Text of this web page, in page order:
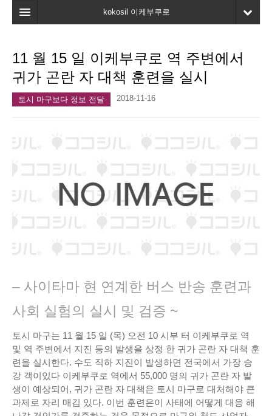
kokosil 이케부쿠로
지도
최신정보
마이페이지
11 월 15 일 이케부쿠로 역 주변에서
귀가 곤란 자 대책 훈련을 실시
토시 마구보다 정보 전달 2018-11-16
– 사이타마 현 연계한 버스 반송 훈련과
사회 실험의 실시 및 검증 ~
토시 마구는 11 월 15 일 (목) 오전 10 시부 터 이케부쿠로 역
및 역 주변에서 지진 등의 발생을 상정 한 귀가 곤란 자 대책 훈
련을 실시한다. 수도 직하 지진이 발생하면 전국에서 가장 승
강 객이있다 이케부쿠로 역에서 55,000 명의 귀가 곤란 자 발
생이 예상되어, 귀가 곤란 자 대책은 토시 마구로 대처해야 큰
과제로 자리 매김 있다. 이번 훈련은이 사태에 어떻게 대응 해